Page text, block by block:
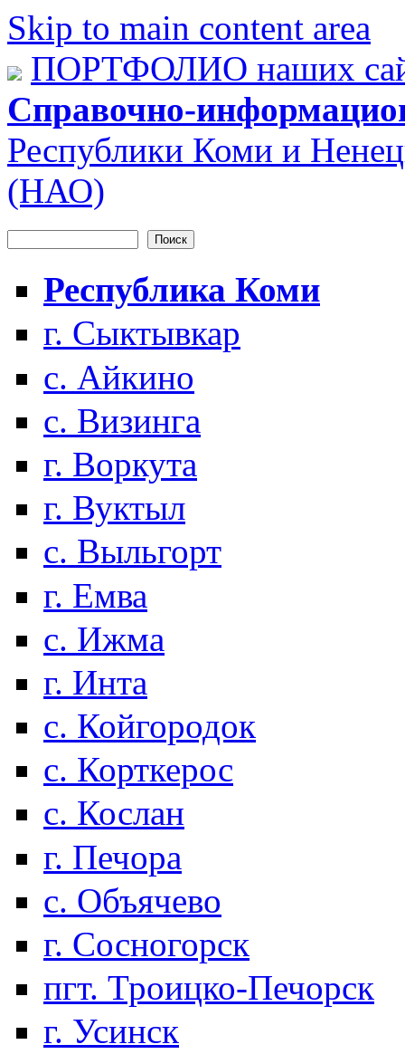
Skip to main content area
ПОРТФОЛИО наших
Справочно-
Республики Коми и
(НАО)
Форма поиска
Республика Коми
г. Сыктывкар
с. Айкино
с. Визинга
г. Воркута
г. Вуктыл
с. Выльгорт
г. Емва
с. Ижма
г. Инта
с. Койгородок
с. Корткерос
с. Кослан
г. Печора
с. Объячево
г. Сосногорск
пгт. Троицко-Печорск
г. Усинск